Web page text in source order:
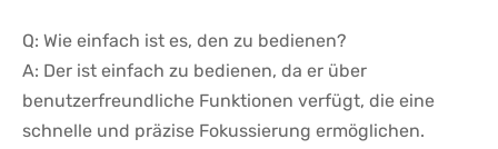
Q: Wie einfach ist es, den ‌zu bedienen?
A: Der ist einfach zu bedienen, da er über
benutzerfreundliche Funktionen verfügt, die eine
schnelle und präzise Fokussierung ermöglichen.